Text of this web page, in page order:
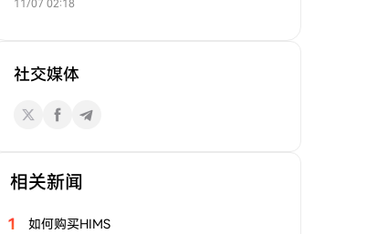
11/07 02:18
社交媒体
相关新闻
1 如何购买HIMS